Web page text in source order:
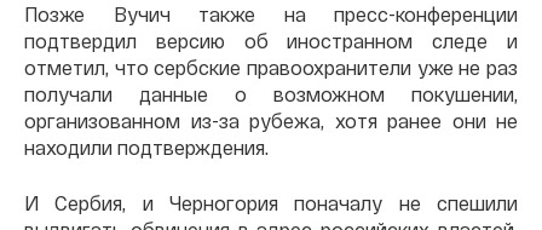
Позже Вучич также на пресс-конференции
подтвердил версию об иностранном следе и
отметил, что сербские правоохранители уже не раз
получали данные о возможном покушении,
организованном из-за рубежа, хотя ранее они не
находили подтверждения.
И Сербия, и Черногория поначалу не спешили